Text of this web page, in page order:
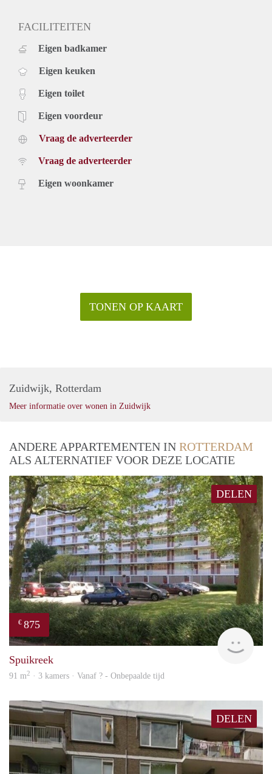
FACILITEITEN
Eigen badkamer
Eigen keuken
Eigen toilet
Eigen voordeur
Vraag de adverteerder
Vraag de adverteerder
Eigen woonkamer
TONEN OP KAART
Zuidwijk, Rotterdam
Meer informatie over wonen in Zuidwijk
ANDERE APPARTEMENTEN IN ROTTERDAM
ALS ALTERNATIEF VOOR DEZE LOCATIE
DELEN
€ 875
rent
Spuikreek
91 m2 · 3 kamers · Vanaf ? - Onbepaalde tijd
DELEN